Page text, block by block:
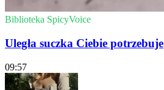
Biblioteka SpicyVoice
Uległa suczka Ciebie potrzebuje
09:57